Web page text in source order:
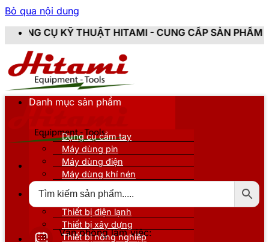
Bỏ qua nội dung
HITAMI - CUNG CẤP SẢN PHẨM CHÍNH HÃNG,
Văn phòng làm việc:
Danh mục sản phẩm
Dụng cụ cầm tay
Máy dùng pin
Máy dùng điện
Máy dùng khí nén
Thiết bị nâng đỡ
Thiết bị điện lạnh
Thiết bị xây dựng
Thiết bị nông nghiệp